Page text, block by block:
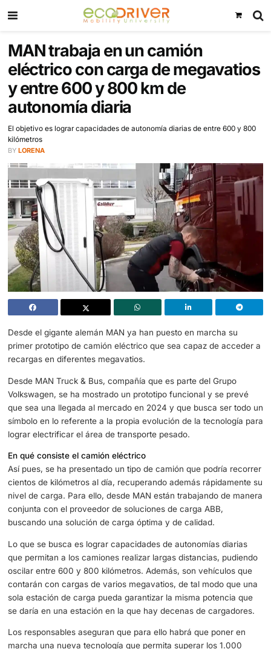
MAN trabaja en un camión
eléctrico con carga de
y entre 600 y 800 km de
autonomía diaria
El objetivo es lograr capacidades de autonomía diarias de entre
kilómetros
BY LORENA
Desde el gigante alemán MAN ya han puesto en marcha
primer prototipo de camión eléctrico que sea capaz de
recargas en diferentes megavatios.
Desde MAN Truck & Bus, compañía que es parte del
Volkswagen, se ha mostrado un prototipo funcional y se
que sea una llegada al mercado en 2024 y que busca
símbolo en lo referente a la propia evolución de la
lograr electrificar el área de transporte pesado.
En qué consiste el camión eléctrico
Así pues, se ha presentado un tipo de camión que
cientos de kilómetros al día, recuperando además
nivel de carga. Para ello, desde MAN están trabajando
conjunta con el proveedor de soluciones de carga ABB,
buscando una solución de carga óptima y de calidad.
Lo que se busca es lograr capacidades de autonomías